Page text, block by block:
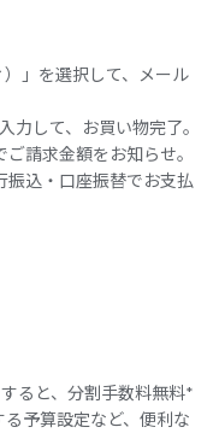
」を選択して、メール
して、お買い物完了。
請求金額をお知らせ。
込・口座振替でお支払
ると、分割手数料無料*
予算設定など、便利な